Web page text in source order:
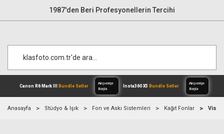
1987'den Beri Profesyonellerin Tercihi
Anasayfa Stüdyo & Işık Fon ve Askı Sistemleri Kağıt Fonlar